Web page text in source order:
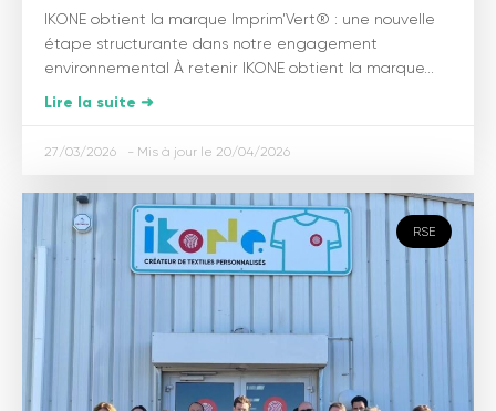
IKONE obtient la marque Imprim’Vert® : une nouvelle
étape structurante dans notre engagement
environnemental À retenir IKONE obtient la marque...
Lire la suite ➜
27/03/2026 20/04/2026
RSE